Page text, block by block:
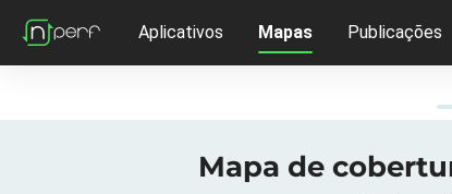
Aplicativos Mapas Publicações
Mapa de